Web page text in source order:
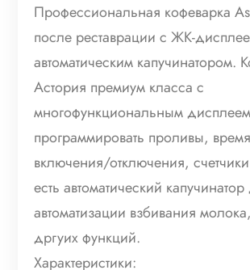
Профессиональная кофеварка
после реставрации с ЖК-
автоматическим капучинатором.
Астория премиум класса с
многофункциональным
программировать проливы, время
включения/отключения,
есть автоматический
автоматизации взбивания
дргуих функций.
Характеристики: